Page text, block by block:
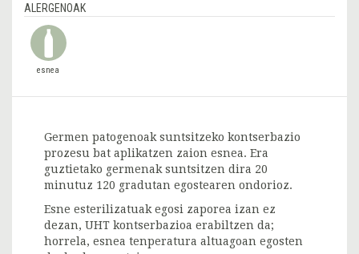
ALERGENOAK
esnea
Germen patogenoak suntsitzeko kontserbazio
prozesu bat aplikatzen zaion esnea. Era
guztietako germenak suntsitzen dira 20
minutuz 120 gradutan egostearen ondorioz.
Esne esterilizatuak egosi zaporea izan ez
dezan, UHT kontserbazioa erabiltzen da;
horrela, esnea tenperatura altuagoan egosten